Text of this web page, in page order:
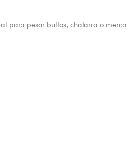
para pesar bultos, chatarra o